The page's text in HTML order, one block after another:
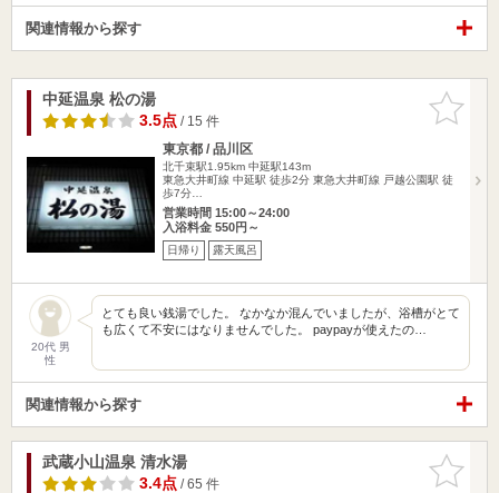
関連情報から探す
お気に入
りに追加
中延温泉 松の湯
3.5点/ 15 件
東京都 / 品川区
北千束駅1.95km 中延駅143m
東急大井町線 中延駅 徒歩2分 東急大井町線 戸越公園駅 徒
歩7分…
営業時間 15:00～24:00
入浴料金 550円～
日帰り 露天風呂
20代 男
性
とても良い銭湯でした。 なかなか混んでいましたが、浴槽がとて
も広くて不安にはなりませんでした。 paypayが使えたの…
関連情報から探す
お気に入
りに追加
武蔵小山温泉 清水湯
3.4点/ 65 件